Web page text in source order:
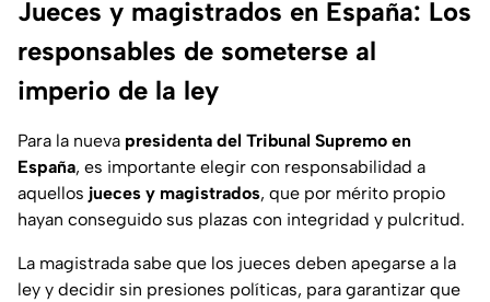
Jueces y magistrados en España: Los
responsables de someterse al
imperio de la ley
Para la nueva presidenta del Tribunal Supremo en
España, es importante elegir con responsabilidad a
aquellos jueces y magistrados, que por mérito propio
hayan conseguido sus plazas con integridad y pulcritud.
La magistrada sabe que los jueces deben apegarse a la
ley y decidir sin presiones políticas, para garantizar que